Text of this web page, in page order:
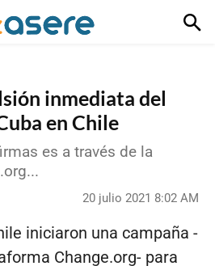
inmediata del
en Chile
es a través de la
20 julio 2021 8:02 AM
iniciaron una campaña -
Change.org- para